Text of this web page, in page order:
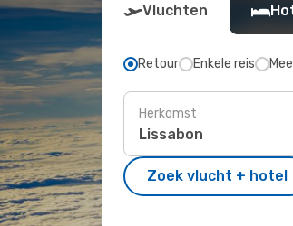
Vluchten
Retour Enkele reis
Herkomst
Zoek vlucht + hotel